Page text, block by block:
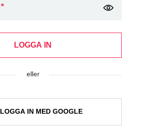
*
LOGGA IN
eller
LOGGA IN MED GOOGLE